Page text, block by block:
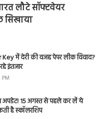
लौटे सॉफ्टवेयर
सिखाया
में देरी की वजह पेपर लीक विवाद?
इंतजार
PM
अपडेट! 15 अगस्त से पहले कर लें ये
है स्कॉलरशिप